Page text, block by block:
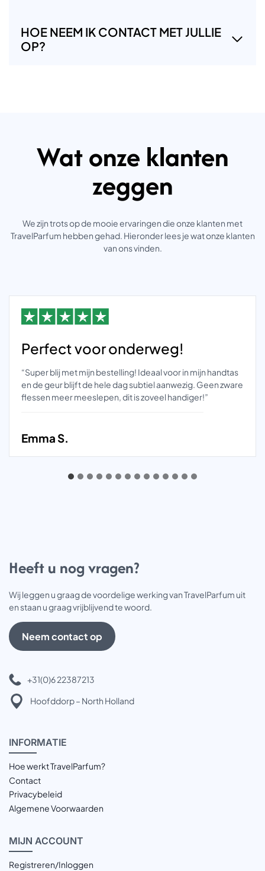
HOE NEEM IK CONTACT MET JULLIE
OP?
Wat onze klanten
zeggen
We zijn trots op de mooie ervaringen die onze klanten met
TravelParfum hebben gehad. Hieronder lees je wat onze klanten
van ons vinden.
Perfect voor onderweg!
“Super blij met mijn bestelling! Ideaal voor in mijn handtas
en de geur blijft de hele dag subtiel aanwezig. Geen zware
flessen meer meeslepen, dit is zoveel handiger!”
Emma S.
Heeft u nog vragen?
Wij leggen u graag de voordelige werking van TravelParfum uit
en staan u graag vrijblijvend te woord.
Neem contact op
+31(0)6 22387213
Hoofddorp – North Holland
INFORMATIE
Hoe werkt TravelParfum?
Contact
Privacybeleid
Algemene Voorwaarden
MIJN ACCOUNT
Registreren/Inloggen